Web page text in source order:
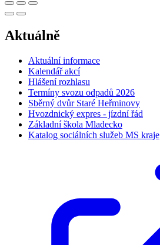
Aktuálně
Aktuální informace
Kalendář akcí
Hlášení rozhlasu
Termíny svozu odpadů 2026
Sběrný dvůr Staré Heřminovy
Hvozdnický expres - jízdní řád
Základní škola Mladecko
Katalog sociálních služeb MS kraje